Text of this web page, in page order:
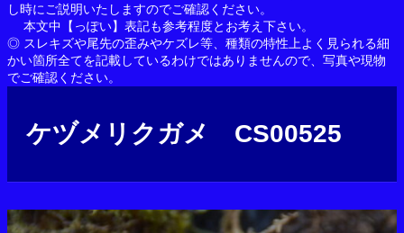
し時にご説明いたしますのでご確認ください。
本文中【っぽい】表記も参考程度とお考え下さい。
◎ スレキズや尾先の歪みやケズレ等、種類の特性上よく見られる細
かい箇所全てを記載しているわけではありませんので、写真や現物
でご確認ください。
ケヅメリクガメ CS00525